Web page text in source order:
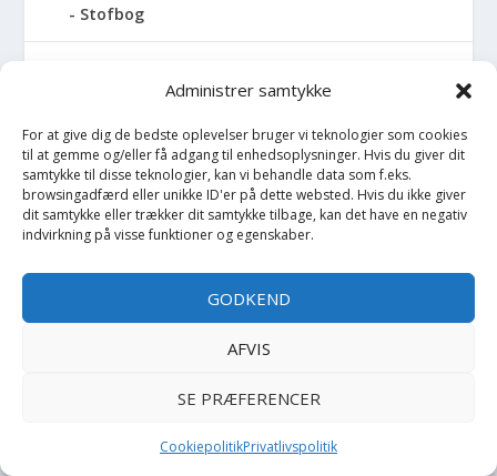
Administrer samtykke
For at give dig de bedste oplevelser bruger vi teknologier som cookies
til at gemme og/eller få adgang til enhedsoplysninger. Hvis du giver dit
samtykke til disse teknologier, kan vi behandle data som f.eks.
browsingadfærd eller unikke ID'er på dette websted. Hvis du ikke giver
dit samtykke eller trækker dit samtykke tilbage, kan det have en negativ
indvirkning på visse funktioner og egenskaber.
GODKEND
AFVIS
SE PRÆFERENCER
CookiepolitikPrivatlivspolitik
Stofbog
Støvler
Strømpebukser